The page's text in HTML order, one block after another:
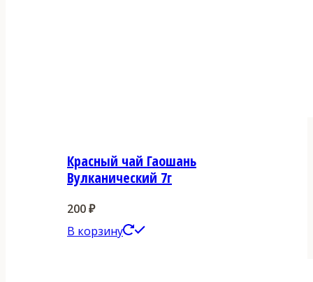
Красный чай Гаошань
Вулканический 7г
200₽
В корзину